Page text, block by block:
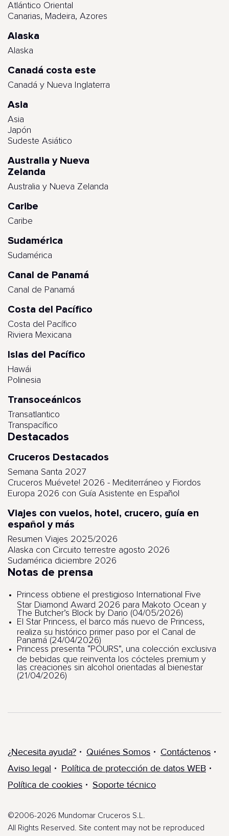
Atlántico Oriental
Canarias, Madeira, Azores
Alaska
Alaska
Canadá costa este
Canadá y Nueva Inglaterra
Asia
Asia
Japón
Sudeste Asiático
Australia y Nueva
Zelanda
Australia y Nueva Zelanda
Caribe
Caribe
Sudamérica
Sudamérica
Canal de Panamá
Canal de Panamá
Costa del Pacífico
Costa del Pacífico
Riviera Mexicana
Islas del Pacífico
Hawái
Polinesia
Transoceánicos
Transatlantico
Transpacífico
Destacados
Cruceros Destacados
Semana Santa 2027
Cruceros Muévete! 2026 - Mediterráneo y Fiordos
Europa 2026 con Guía Asistente en Español
Viajes con vuelos, hotel, crucero, guía en
español y más
Resumen Viajes 2025/2026
Alaska con Circuito terrestre agosto 2026
Sudamérica diciembre 2026
Notas de prensa
Princess obtiene el prestigioso International Five
Star Diamond Award 2026 para Makoto Ocean y
The Butcher’s Block by Dario (04/05/2026)
El Star Princess, el barco más nuevo de Princess,
realiza su histórico primer paso por el Canal de
Panamá (24/04/2026)
Princess presenta “POURS”, una colección exclusiva
de bebidas que reinventa los cócteles premium y
las creaciones sin alcohol orientadas al bienestar
(21/04/2026)
¿Necesita ayuda? Quiénes Somos
Contáctenos
Aviso legal
Política de protección de datos WEB
Política de cookies
Soporte técnico
©2006-2026 Mundomar Cruceros S.L.
All Rights Reserved. Site content may not be reproduced